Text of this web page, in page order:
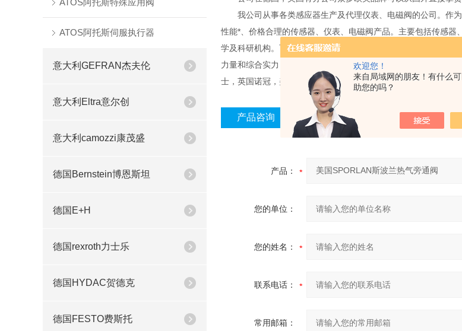
欢迎您！
来自局域网的朋友！有什么
助您的吗？
ATOS阿托斯特殊应用阀
ATOS阿托斯伺服执行器
意大利GEFRAN杰夫伦
意大利Eltra意尔创
意大利camozzi康茂盛
德国Bernstein博恩斯坦
德国E+H
德国rexroth力士乐
德国HYDAC贺德克
德国FESTO费斯托
我公司从事各类感应器生产及代理仪表、电磁阀的公司。作
性能*、价格合理的传感器、仪表、电磁阀产品。主要包括传感
学及科研机构。可满足不用户的不同产品需求。公司以保证良好
力量和综合实力，已被德国宝帝，德国费斯托，韩国YPC，日本
士，英国诺冠，美国邦纳，美国ASCO，德国海隆，认定合作伙伴
产品咨询
产品：
您的单位：
您的姓名：
联系电话：
常用邮箱：